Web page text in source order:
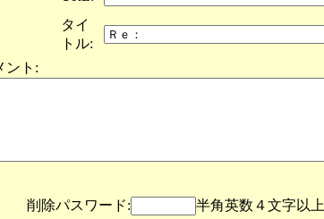
タイ
トル:
ント:
削除パスワード:
半角英数４文字以上